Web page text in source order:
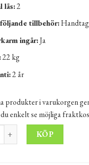
lås:2
tillbehör:
ingår:Ja
22 kg
2 år
produkter i varukorgen
enkelt se möjliga
KALMAR 90 antracit
KÖP